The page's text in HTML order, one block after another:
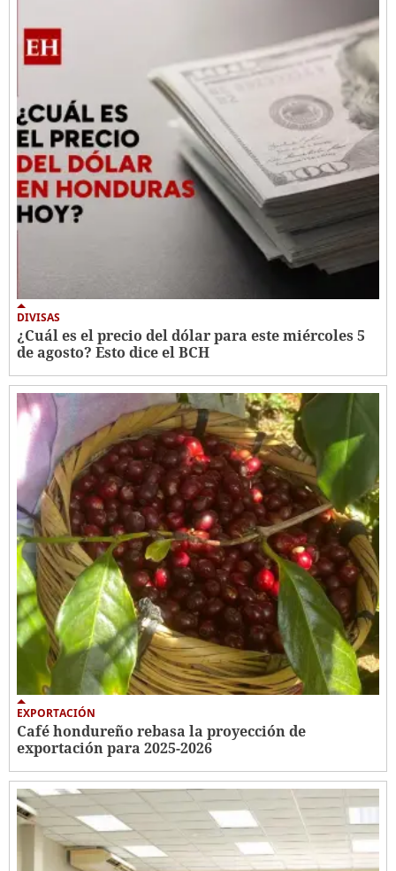
DIVISAS
¿Cuál es el precio del dólar para este miércoles 5
de agosto? Esto dice el BCH
EXPORTACIÓN
Café hondureño rebasa la proyección de
exportación para 2025-2026